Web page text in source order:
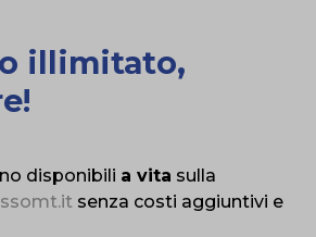
illimitato,
disponibili a vita sulla
senza costi aggiuntivi e